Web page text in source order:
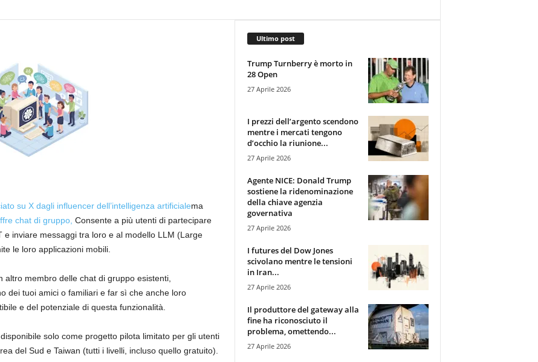
su X dagli influencer dell’intelligenza artificialema
chat di gruppo, Consente a più utenti di partecipare
inviare messaggi tra loro e al modello LLM (Large
le loro applicazioni mobili.
membro delle chat di gruppo esistenti,
dei tuoi amici o familiari e far sì che anche loro
e del potenziale di questa funzionalità.
solo come progetto pilota limitato per gli utenti
del Sud e Taiwan (tutti i livelli, incluso quello gratuito).
Ultimo post
Trump Turnberry è morto in
28 Open
27 Aprile 2026
I prezzi dell’argento scendono
mentre i mercati tengono
d’occhio la riunione...
27 Aprile 2026
Agente NICE: Donald Trump
sostiene la ridenominazione
della chiave agenzia
governativa
27 Aprile 2026
I futures del Dow Jones
scivolano mentre le tensioni
in Iran...
27 Aprile 2026
Il produttore del gateway alla
fine ha riconosciuto il
problema, omettendo...
27 Aprile 2026